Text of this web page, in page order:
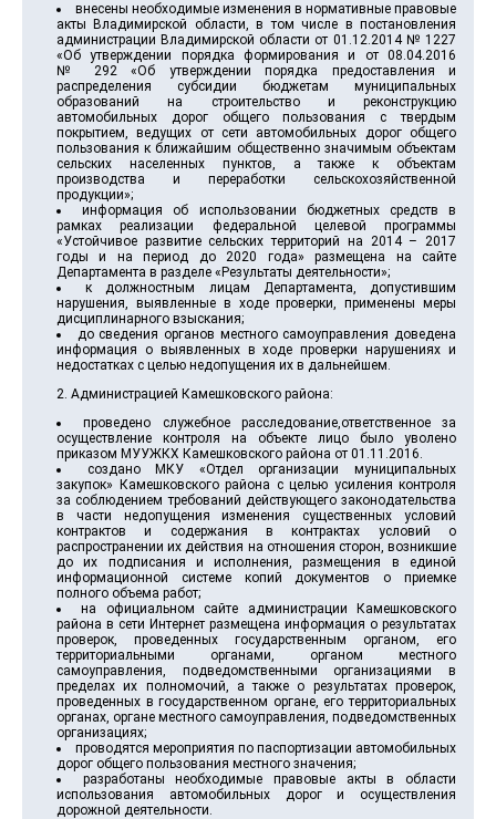
внесены необходимые изменения в нормативные правовые
акты Владимирской области, в том числе в постановления
администрации Владимирской области от 01.12.2014 № 1227
«Об утверждении порядка формирования и от 08.04.2016
№ 292 «Об утверждении порядка предоставления и
распределения субсидии бюджетам муниципальных
образований на строительство и реконструкцию
автомобильных дорог общего пользования с твердым
покрытием, ведущих от сети автомобильных дорог общего
пользования к ближайшим общественно значимым объектам
сельских населенных пунктов, а также к объектам
производства и переработки сельскохозяйственной
продукции»;
информация об использовании бюджетных средств в
рамках реализации федеральной целевой программы
«Устойчивое развитие сельских территорий на 2014 – 2017
годы и на период до 2020 года» размещена на сайте
Департамента в разделе «Результаты деятельности»;
к должностным лицам Департамента, допустившим
нарушения, выявленные в ходе проверки, применены меры
дисциплинарного взыскания;
до сведения органов местного самоуправления доведена
информация о выявленных в ходе проверки нарушениях и
недостатках с целью недопущения их в дальнейшем.
2. Администрацией Камешковского района:
проведено служебное расследование,ответственное за
осуществление контроля на объекте лицо было уволено
приказом МУУЖКХ Камешковского района от 01.11.2016.
создано МКУ «Отдел организации муниципальных
закупок» Камешковского района с целью усиления контроля
за соблюдением требований действующего законодательства
в части недопущения изменения существенных условий
контрактов и содержания в контрактах условий о
распространении их действия на отношения сторон, возникшие
до их подписания и исполнения, размещения в единой
информационной системе копий документов о приемке
полного объема работ;
на официальном сайте администрации Камешковского
района в сети Интернет размещена информация о результатах
проверок, проведенных государственным органом, его
территориальными органами, органом местного
самоуправления, подведомственными организациями в
пределах их полномочий, а также о результатах проверок,
проведенных в государственном органе, его территориальных
органах, органе местного самоуправления, подведомственных
организациях;
проводятся мероприятия по паспортизации автомобильных
дорог общего пользования местного значения;
разработаны необходимые правовые акты в области
использования автомобильных дорог и осуществления
дорожной деятельности.